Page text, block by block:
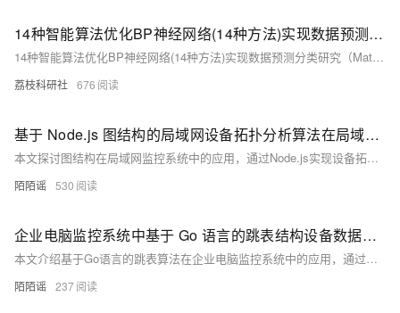
14种智能算法优化BP神经网络(14种方法)实现数据预测分类研究（Matlab代码实现）
14种智能算法优化BP神经网络(14种方法)实现数据预测分类研究（Matlab代码实现）
荔枝科研社 676
基于 Node.js 图结构的局域网设备拓扑分析算法在局域网内监控软件中的应用研究
本文探讨图结构在局域网监控系统中的应用，通过Node.js实现设备拓扑建模、路径分析与故障定位，提升网络可视化、可追溯性与运维效率，结合模拟实验验证其高效性与准确性。
陌陌谣 530
企业电脑监控系统中基于 Go 语言的跳表结构设备数据索引算法研究
本文介绍基于Go语言的跳表算法在企业电脑监控系统中的应用，通过多层索引结构将数据查询、插入、删除操作优化至O(log n)，显著提升海量设备数据管理效率，解决传统链表查询延迟问题，实现高效设备状态定位与异常筛选。
陌陌谣 237